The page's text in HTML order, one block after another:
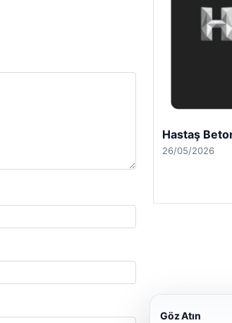
Enes Kaplan
28/04/2026
Göz Atın